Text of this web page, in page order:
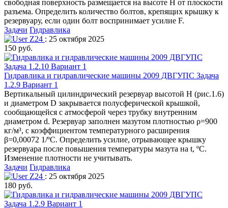
свободная поверхность размещается на высоте H от плоскости
разъема. Определить количество болтов, крепящих крышку к
резервуару, если один болт воспринимает усилие F.
Задачи Гидравлика
Z24 : 25 октября 2025
150 руб.
Гидравлика и гидравлические машины 2009 ДВГУПС Задача
1.2.9 Вариант 1
Вертикальный цилиндрический резервуар высотой Н (рис.1.6)
и диаметром D закрывается полусферической крышкой,
сообщающейся с атмосферой через трубку внутренним
диаметром d. Резервуар заполнен мазутом плотностью ρ=900
кг/м³, с коэффициентом температурного расширения
β=0,00072 1/ºC. Определить усилие, отрывающее крышку
резервуара после повышения температуры мазута на t, ºC.
Изменение плотности не учитывать.
Задачи Гидравлика
Z24 : 25 октября 2025
180 руб.